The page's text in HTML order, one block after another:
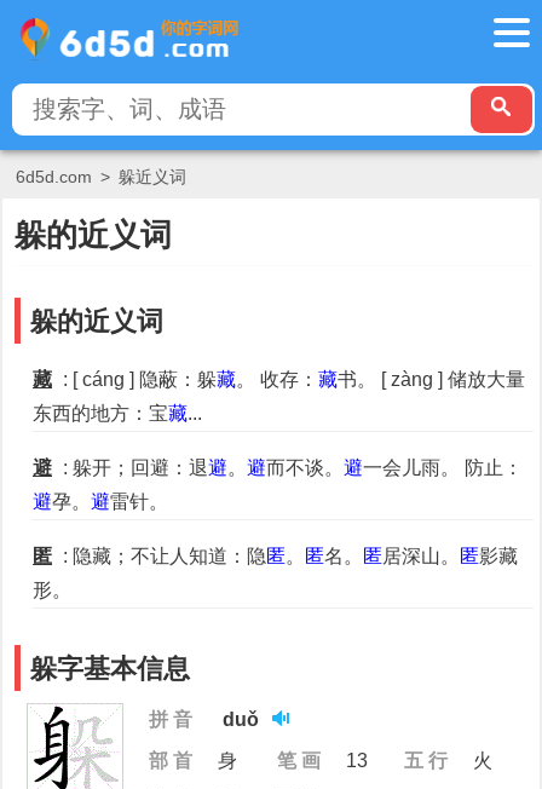
6d5d.com > 躲近义词
躲的近义词
躲的近义词
藏 : [ cáng ] 隐蔽：躲藏。 收存： 藏书。 [ zàng ] 储放大量
东西的地方：宝藏...
避 : 躲开；回避：退避。 避而不谈。 避一会儿雨。 防止：
避孕。 避雷针。
匿 : 隐藏；不让人知道：隐匿。 匿名。 匿居深山。 匿影藏
形。
躲字基本信息
拼 音
duǒ
部 首
身 笔 画 13 五 行
火